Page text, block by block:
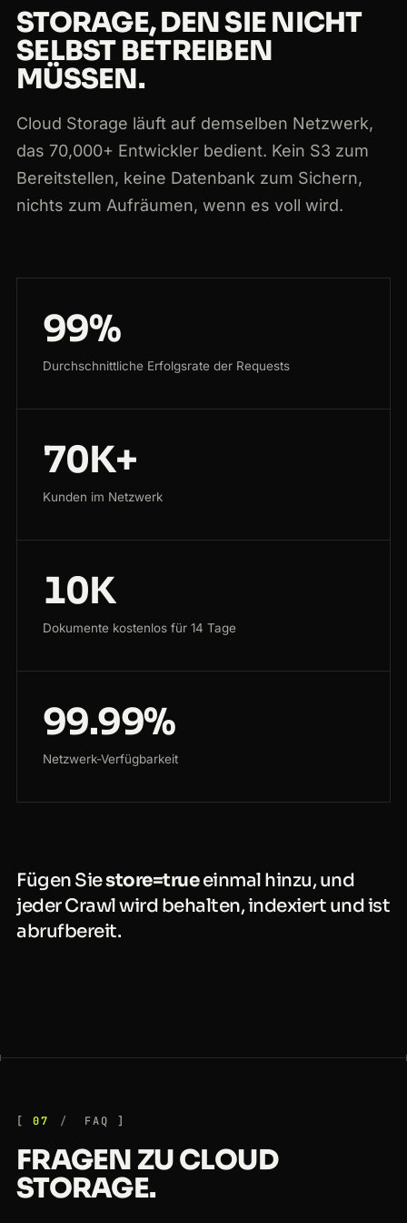
STORAGE, DEN SIE NICHT
SELBST BETREIBEN
MÜSSEN.
Cloud Storage läuft auf demselben Netzwerk,
das 70,000+ Entwickler bedient. Kein S3 zum
Bereitstellen, keine Datenbank zum Sichern,
nichts zum Aufräumen, wenn es voll wird.
99%
Durchschnittliche Erfolgsrate der Requests
70K+
Kunden im Netzwerk
10K
Dokumente kostenlos für 14 Tage
99.99%
Netzwerk-Verfügbarkeit
Fügen Siestore=trueeinmal hinzu, und
jeder Crawl wird behalten, indexiert und ist
abrufbereit.
07 FAQ
FRAGEN ZU CLOUD
STORAGE.